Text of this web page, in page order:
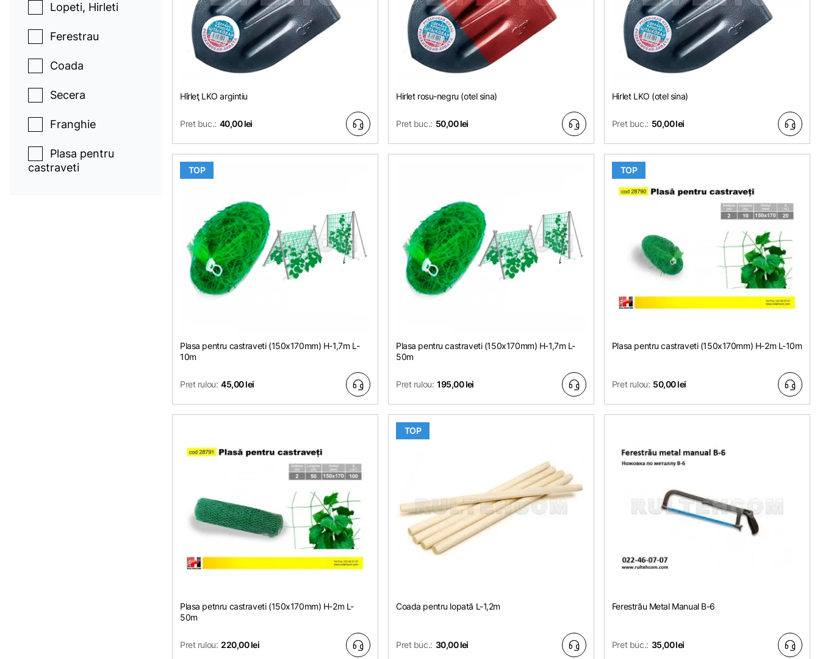
Lopeti, Hirleti
Ferestrau
Coada
Secera
Franghie
Plasa pentru
castraveti
Hîrleţ LKO argintiu
Pret buc.: 40,00 lei
Hirlet rosu-negru (otel sina)
Pret buc.: 50,00 lei
Hirlet LKO (otel sina)
Pret buc.: 50,00 lei
TOP
Plasa pentru castraveti (150х170mm) Н-1,7m L-
10m
Pret rulou: 45,00 lei
Plasa pentru castraveti (150х170mm) Н-1,7m L-
50m
Pret rulou: 195,00 lei
TOP
Plasa pentru castraveti (150х170mm) Н-2m L-10m
Pret rulou: 50,00 lei
Plasa petnru castraveti (150х170mm) Н-2m L-
50m
Pret rulou: 220,00 lei
TOP
Coada pentru lopată L-1,2m
Pret buc.: 30,00 lei
Ferestrău Metal Manual B-6
Pret buc.: 35,00 lei